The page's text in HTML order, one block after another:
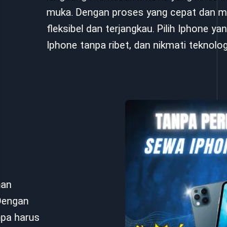
muka. Dengan proses yang cepat dan
fleksibel dan terjangkau. Pilih Iphone
Iphone tanpa ribet, dan nikmati
harus